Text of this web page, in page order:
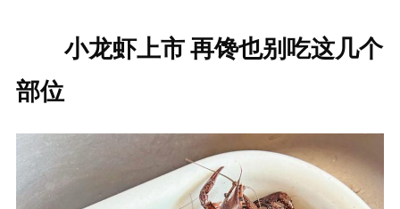
小龙虾上市 再馋也别吃这几个
部位